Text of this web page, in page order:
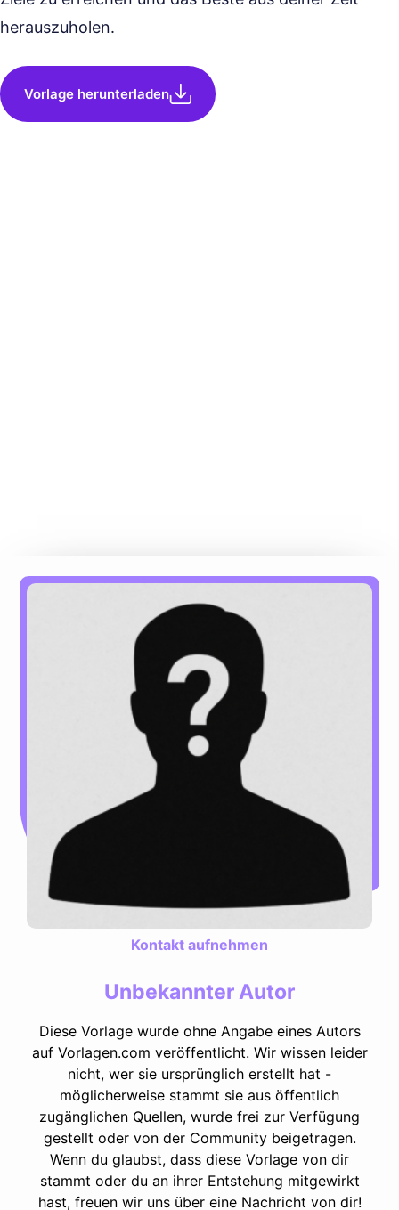
herauszuholen.
Vorlage herunterladen
Kontakt aufnehmen
Unbekannter Autor
Diese Vorlage wurde ohne Angabe eines Autors
auf Vorlagen.com veröffentlicht. Wir wissen leider
nicht, wer sie ursprünglich erstellt hat -
möglicherweise stammt sie aus öffentlich
zugänglichen Quellen, wurde frei zur Verfügung
gestellt oder von der Community beigetragen.
Wenn du glaubst, dass diese Vorlage von dir
stammt oder du an ihrer Entstehung mitgewirkt
hast, freuen wir uns über eine Nachricht von dir!